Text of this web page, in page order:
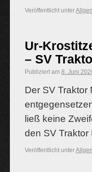
Veröffentlicht unter
Ur-
– SV
Publiziert am 8. Juni
Der SV Traktor
ließ keine
den SV
Veröffentlicht unter